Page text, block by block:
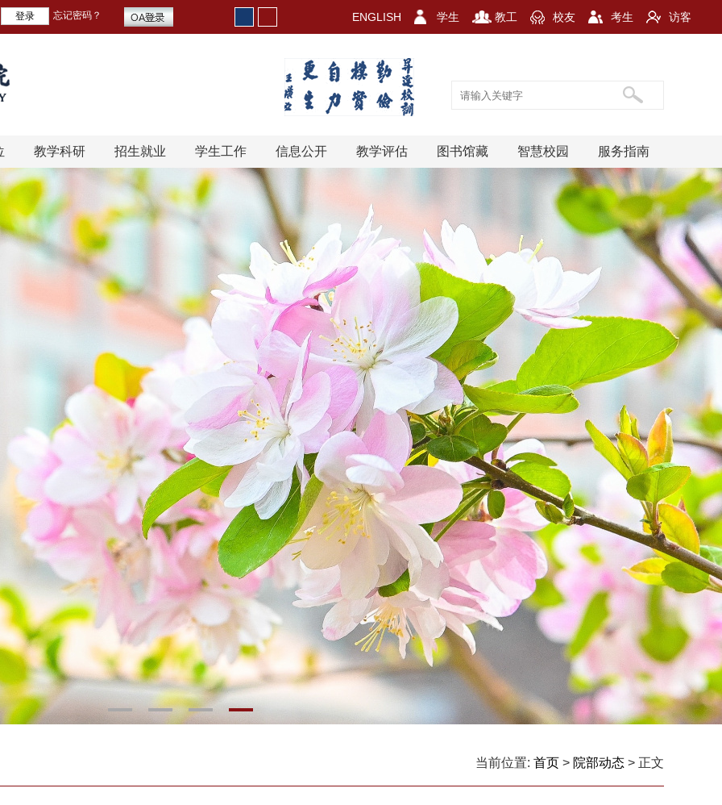
忘记密码？ ENGLISH 学生 教工 校友 考生 访客
教学科研 招生就业 学生工作 信息公开 教学评估 图书馆藏 智慧校园 服务指南
3
当前位置: 首页 > 院部动态 > 正文